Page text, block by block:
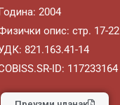
2004
опис: стр. 17-22
821.163.41-14
ID: 117233164